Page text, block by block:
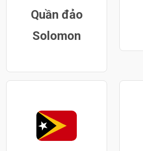
Quần đảo
Solomon